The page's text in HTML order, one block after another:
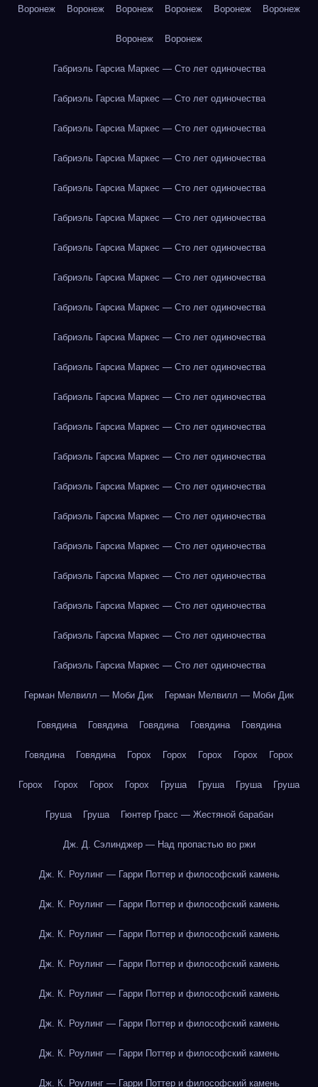
Воронеж Воронеж Воронеж Воронеж Воронеж Воронеж
Воронеж Воронеж
Габриэль Гарсиа Маркес — Сто лет одиночества
Габриэль Гарсиа Маркес — Сто лет одиночества
Габриэль Гарсиа Маркес — Сто лет одиночества
Габриэль Гарсиа Маркес — Сто лет одиночества
Габриэль Гарсиа Маркес — Сто лет одиночества
Габриэль Гарсиа Маркес — Сто лет одиночества
Габриэль Гарсиа Маркес — Сто лет одиночества
Габриэль Гарсиа Маркес — Сто лет одиночества
Габриэль Гарсиа Маркес — Сто лет одиночества
Габриэль Гарсиа Маркес — Сто лет одиночества
Габриэль Гарсиа Маркес — Сто лет одиночества
Габриэль Гарсиа Маркес — Сто лет одиночества
Габриэль Гарсиа Маркес — Сто лет одиночества
Габриэль Гарсиа Маркес — Сто лет одиночества
Габриэль Гарсиа Маркес — Сто лет одиночества
Габриэль Гарсиа Маркес — Сто лет одиночества
Габриэль Гарсиа Маркес — Сто лет одиночества
Габриэль Гарсиа Маркес — Сто лет одиночества
Габриэль Гарсиа Маркес — Сто лет одиночества
Габриэль Гарсиа Маркес — Сто лет одиночества
Габриэль Гарсиа Маркес — Сто лет одиночества
Герман Мелвилл — Моби Дик Герман Мелвилл — Моби Дик
Говядина Говядина Говядина Говядина Говядина
Говядина Говядина Горох Горох Горох Горох Горох
Горох Горох Горох Горох Груша Груша Груша Груша
Груша Груша Гюнтер Грасс — Жестяной барабан
Дж. Д. Сэлинджер — Над пропастью во ржи
Дж. К. Роулинг — Гарри Поттер и философский камень
Дж. К. Роулинг — Гарри Поттер и философский камень
Дж. К. Роулинг — Гарри Поттер и философский камень
Дж. К. Роулинг — Гарри Поттер и философский камень
Дж. К. Роулинг — Гарри Поттер и философский камень
Дж. К. Роулинг — Гарри Поттер и философский камень
Дж. К. Роулинг — Гарри Поттер и философский камень
Дж. К. Роулинг — Гарри Поттер и философский камень